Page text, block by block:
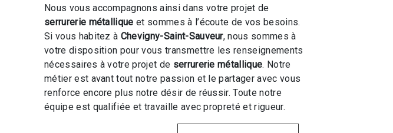
Nous vous accompagnons ainsi dans votre projet de
serrurerie métallique et sommes à l’écoute de vos besoins.
Si vous habitez à Chevigny-Saint-Sauveur, nous sommes à
votre disposition pour vous transmettre les renseignements
nécessaires à votre projet de serrurerie métallique. Notre
métier est avant tout notre passion et le partager avec vous
renforce encore plus notre désir de réussir. Toute notre
équipe est qualifiée et travaille avec propreté et rigueur.